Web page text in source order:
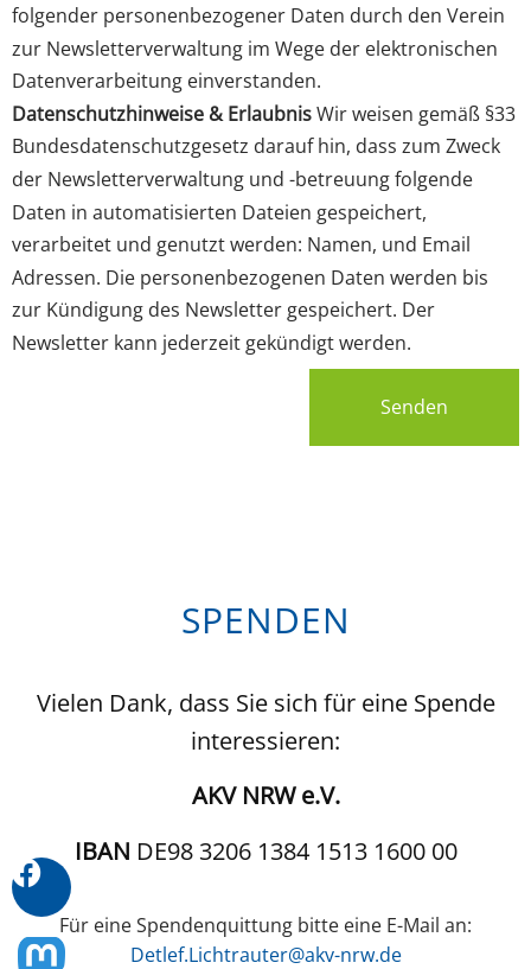
folgender personenbezogener Daten durch den Verein
zur Newsletterverwaltung im Wege der elektronischen
Datenverarbeitung einverstanden.
Datenschutzhinweise & ErlaubnisWir weisen gemäß §33
Bundesdatenschutzgesetz darauf hin, dass zum Zweck
der Newsletterverwaltung und -betreuung folgende
Daten in automatisierten Dateien gespeichert,
verarbeitet und genutzt werden: Namen, und Email
Adressen. Die personenbezogenen Daten werden bis
zur Kündigung des Newsletter gespeichert. Der
Newsletter kann jederzeit gekündigt werden.
Senden
SPENDEN
Vielen Dank, dass Sie sich für eine Spende
interessieren:
AKV NRW e.V.
IBAN DE98 3206 1384 1513 1600 00
Für eine Spendenquittung bitte eine E-Mail an:
Detlef.Lichtrauter@akv-nrw.de